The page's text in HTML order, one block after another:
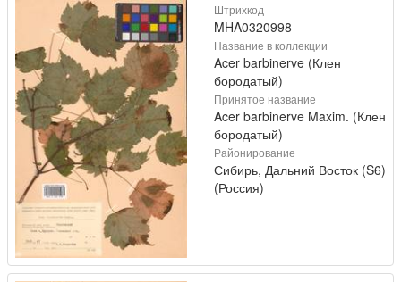
Штрихкод
MHA0320998
Название в коллекции
Acer barbinerve (Клен
бородатый)
Принятое название
Acer barbinerve Maxim. (Клен
бородатый)
Районирование
Сибирь, Дальний Восток (S6)
(Россия)